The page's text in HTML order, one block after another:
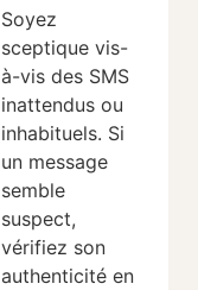
Soyez
sceptique vis-
à-vis des SMS
inattendus ou
inhabituels. Si
un message
semble
suspect,
vérifiez son
authenticité en